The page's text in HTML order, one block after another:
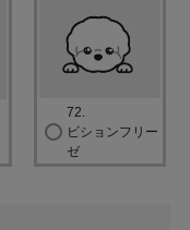
72.
ビションフリー
ゼ